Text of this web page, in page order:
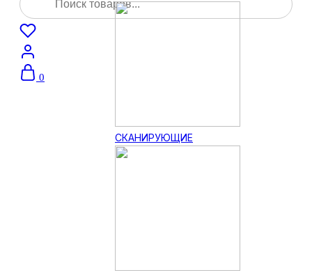
товаров
0
СКАНИРУЮЩИЕ